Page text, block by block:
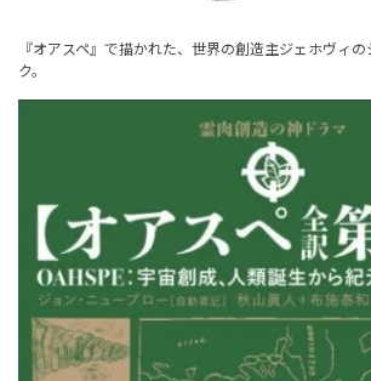
『オアスペ』で描かれた、世界の創造主ジェホヴィ
ク。